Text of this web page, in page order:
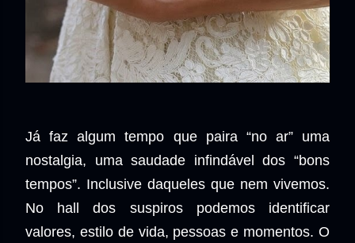
Já faz algum tempo que paira “no ar” uma
nostalgia, uma saudade infindável dos “bons
tempos”. Inclusive daqueles que nem vivemos.
No hall dos suspiros podemos identificar
valores, estilo de vida, pessoas e momentos. O